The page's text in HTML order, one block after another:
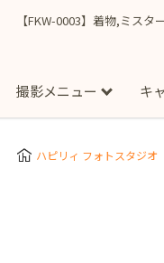
【FKW-0003】着物,ミス
撮影メニュー
スタジオ撮影
キ
Clothes
Store
More ハピリィ フォトスタジオ